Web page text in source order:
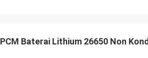
PCM Baterai Lithium 26650 Non